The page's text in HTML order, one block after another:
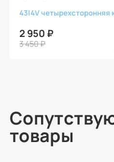
43|4V четырехсторонняя
2 950 ₽
3 450 ₽
товары